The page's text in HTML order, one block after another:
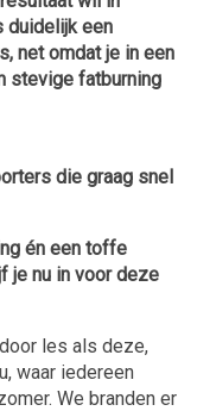
duidelijk een
net omdat je in een
stevige fatburning
die graag snel
én een toffe
je nu in voor deze
les als deze,
waar iedereen
We branden er